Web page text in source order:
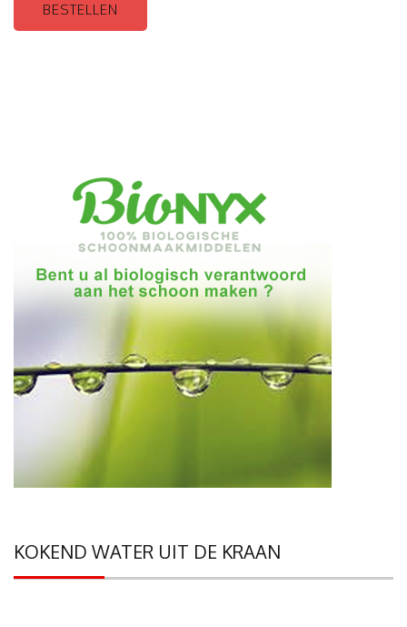
BESTELLEN
KOKEND WATER UIT DE KRAAN